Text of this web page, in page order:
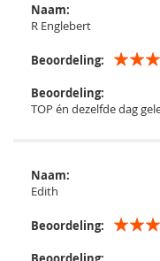
Naam:
R Englebert
Beoordeling:
Beoordeling:
TOP én dezelfde dag
Naam:
Edith
Beoordeling: